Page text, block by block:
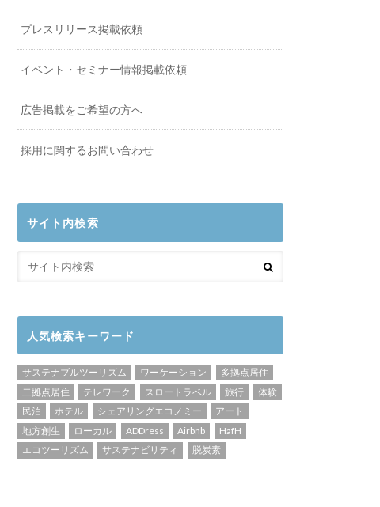
プレスリリース掲載依頼
イベント・セミナー情報掲載依頼
広告掲載をご希望の方へ
採用に関するお問い合わせ
サイト内検索
人気検索キーワード
サステナブルツーリズム ワーケーション
多拠点居住
二拠点居住
テレワーク スロートラベル 旅行
体験
民泊
ホテル シェアリングエコノミー
アート
地方創生
ローカル ADDress Airbnb
HafH
エコツーリズム
サステナビリティ 脱炭素